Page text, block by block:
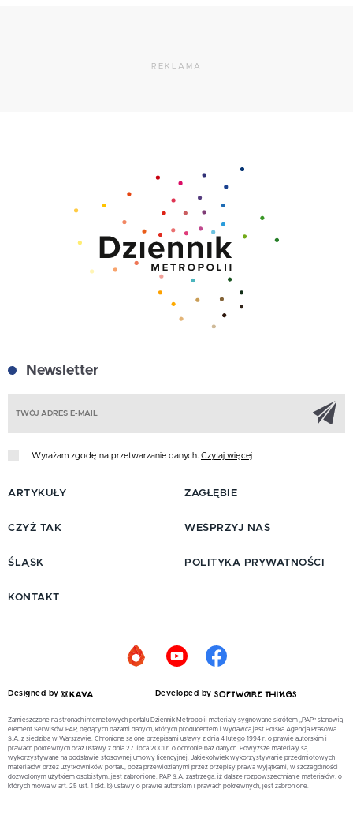
REKLAMA
Newsletter
Wyrażam zgodę na przetwarzanie danych. Czytaj więcej
ARTYKUŁY
CZYŻ TAK
ŚLĄSK
ZAGŁĘBIE
WESPRZYJ NAS
POLITYKA PRYWATNOŚCI
KONTAKT
Designed by Developed by
Zamieszczone na stronach internetowych portalu Dziennik Metropolii materiały sygnowane skrótem „PAP” stanowią
element Serwisów PAP, będących bazami danych, których producentem i wydawcą jest Polska Agencja Prasowa
S.A. z siedzibą w Warszawie. Chronione są one przepisami ustawy z dnia 4 lutego 1994 r. o prawie autorskim i
prawach pokrewnych oraz ustawy z dnia 27 lipca 2001 r. o ochronie baz danych. Powyższe materiały są
wykorzystywane na podstawie stosownej umowy licencyjnej. Jakiekolwiek wykorzystywanie przedmiotowych
materiałów przez użytkowników portalu, poza przewidzianymi przez przepisy prawa wyjątkami, w szczególności
dozwolonym użytkiem osobistym, jest zabronione. PAP S.A. zastrzega, iż dalsze rozpowszechnianie materiałów, o
których mowa w art. 25 ust. 1 pkt. b) ustawy o prawie autorskim i prawach pokrewnych, jest zabronione.